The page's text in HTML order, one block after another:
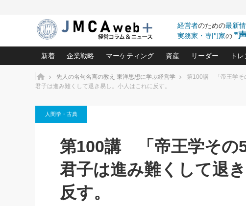
経営者のための最新
実務家・専門家の ”
新着
相談15：銀行がやたらと固定金
がよいのでしょうか！
2026.08.7
第153回「内需企業があっとい
う間にグローバル成長企業に」
FOOD & LIFE COMPANIES
企業戦略
利益を最大化する「業務改善」横田尚哉氏(5)
日本レーザー「人を大切にしながら利益を上げる経営」
(3)
武器としてのM&A入門(3)
社長のための“儲かる通販”戦略視点(151)
継続経営 百話百行(85)
マーケティング
ロングセラーの玉手箱(9)
大復活＆快進撃！ユニバーサルスタジオジ
は(5)
最高の自分を表現する 成功イメージ戦略
資産
事業承継の前に、決め
きたいコト(12)
会社と社長のための資
リーダー
ピョートル・F
指導者たる者か
朝礼・会議での
ト
次
社
ホーム 先人の名句名言の教え 東洋思想に学ぶ経営学
第100講 「帝王学そ
君子は進み難くして退き易し。小人はこれに反す。
人間学・古典
第100講 「帝王学その
君子は進み難くして退
反す。